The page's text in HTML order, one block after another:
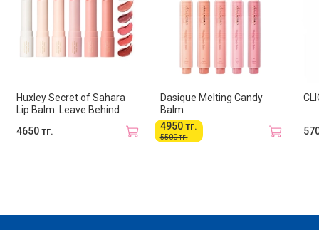
Huxley Secret of Sahara
Lip Balm: Leave Behind
4650 тг.
Dasique Melting Candy
Balm
4950 тг.
5500 тг.